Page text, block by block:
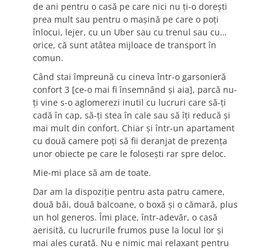
de ani pentru o casă pe care nici nu ți-o dorești
prea mult sau pentru o mașină pe care o poți
înlocui, lejer, cu un Uber sau cu trenul sau cu…
orice, că sunt atâtea mijloace de transport în
comun.
Când stai împreună cu cineva într-o garsonieră
confort 3 [ce-o mai fi însemnând și aia], parcă nu-
ți vine s-o aglomerezi inutil cu lucruri care să-ți
cadă în cap, să-ți stea în cale sau să îți reducă și
mai mult din confort. Chiar și într-un apartament
cu două camere poți să fii deranjat de prezența
unor obiecte pe care le folosești rar spre deloc.
Mie-mi place să am de toate.
Dar am la dispoziție pentru asta patru camere,
două băi, două balcoane, o boxă și o cămară, plus
un hol generos. Îmi place, într-adevăr, o casă
aerisită, cu lucrurile frumos puse la locul lor și
mai ales curată. Nu e nimic mai relaxant pentru